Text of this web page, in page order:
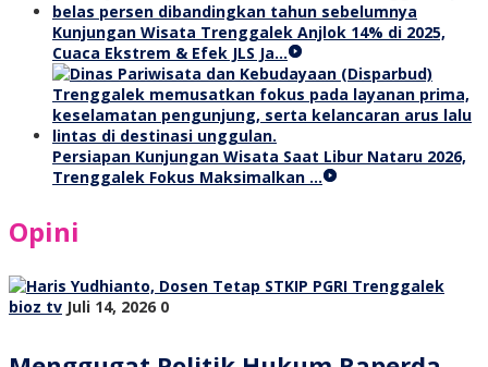
Kunjungan Wisata Trenggalek Anjlok 14% di 2025,
Cuaca Ekstrem & Efek JLS Ja…
Persiapan Kunjungan Wisata Saat Libur Nataru 2026,
Trenggalek Fokus Maksimalkan …
Opini
bioz tv Juli 14, 2026 0